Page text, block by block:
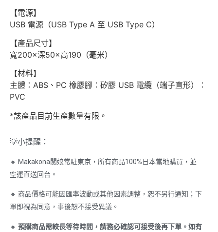
【電源】
USB 電源（USB Type A 至 USB Type C）
【產品尺寸】
寬200×深50×高190（毫米）
【材料】
主體：ABS、PC 橡膠腳：矽膠 USB 電纜（端子直形）：
PVC
*該產品目前生產數量有限。
💡小提醒：
🔸 Makakona闆娘常駐東京，所有商品100%日本當地購買，並
空運直送回台。
🔸 商品價格可能因匯率波動或其他因素調整，恕不另行通知；下
單即視為同意，事後恕不接受異議。
🔸 預購商品需較長等待時間，請務必確認可接受後再下單。如有